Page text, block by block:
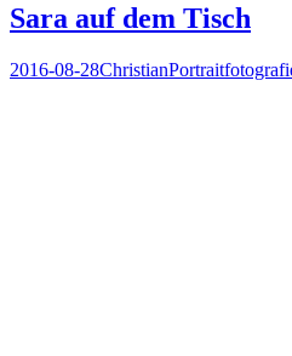
Sara auf dem Tisch
Posted
2016-08-28Author
ChristianPosted